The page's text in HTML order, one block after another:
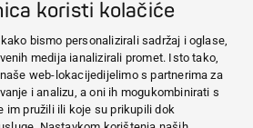
koristi kolačiće
bismo personalizirali sadržaj i oglase,
medija ianalizirali promet. Isto tako,
web-lokacijedijelimo s partnerima za
i analizu, a oni ih mogukombinirati s
im pružili ili koje su prikupili dok
Login